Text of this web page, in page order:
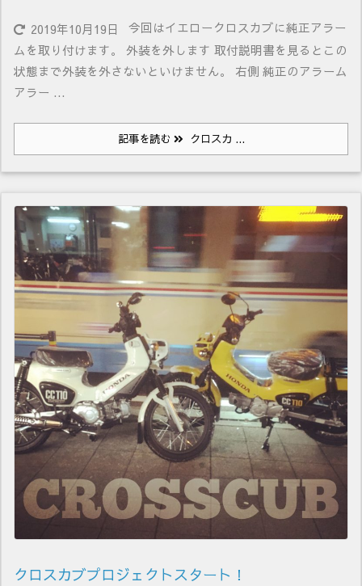
2019年10月19日
今回はイエロークロスカブに純正アラー
ムを取り付けます。 外装を外します 取付説明書を見るとこの
状態まで外装を外さないといけません。 右側 純正のアラーム
アラー ...
記事を読む クロスカ ...
クロスカブプロジェクトスタート！